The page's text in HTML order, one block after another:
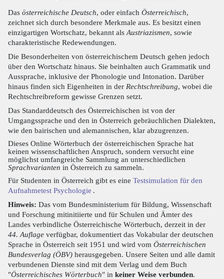
Das österreichische Deutsch, oder einfach Österreichisch,
zeichnet sich durch besondere Merkmale aus. Es besitzt einen
einzigartigen Wortschatz, bekannt als Austriazismen, sowie
charakteristische Redewendungen.
Die Besonderheiten von österreichischem Deutsch gehen jedoch
über den Wortschatz hinaus. Sie beinhalten auch Grammatik und
Aussprache, inklusive der Phonologie und Intonation. Darüber
hinaus finden sich Eigenheiten in der Rechtschreibung, wobei die
Rechtschreibreform gewisse Grenzen setzt.
Das Standarddeutsch des Österreichischen ist von der
Umgangssprache und den in Österreich gebräuchlichen Dialekten,
wie den bairischen und alemannischen, klar abzugrenzen.
Dieses Online Wörterbuch der österreichischen Sprache hat
keinen wissenschaftlichen Anspruch, sondern versucht eine
möglichst umfangreiche Sammlung an unterschiedlichen
Sprachvarianten in Österreich zu sammeln.
Für Studenten in Österreich gibt es eine Testsimulation für den
Aufnahmetest Psychologie .
Hinweis: Das vom Bundesministerium für Bildung, Wissenschaft
und Forschung mitinitiierte und für Schulen und Ämter des
Landes verbindliche Österreichische Wörterbuch, derzeit in der
44. Auflage verfügbar, dokumentiert das Vokabular der deutschen
Sprache in Österreich seit 1951 und wird vom Österreichischen
Bundesverlag (ÖBV) herausgegeben. Unsere Seiten und alle damit
verbundenen Dienste sind mit dem Verlag und dem Buch
"Österreichisches Wörterbuch" in keiner Weise verbunden.